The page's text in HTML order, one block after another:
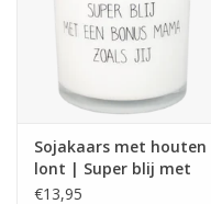
Sojakaars met houten
lont | Super blij met
en bonus mama zoals
€13,95